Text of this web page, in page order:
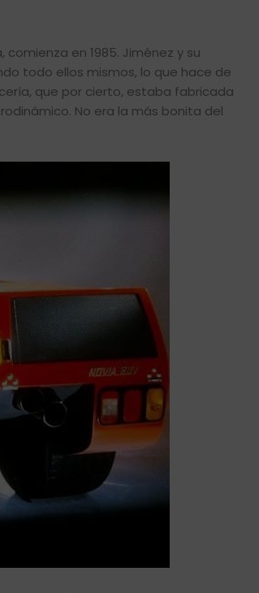
en 1985. Jiménez y su
todo ellos mismos, lo que hace de
que por cierto, estaba fabricada
No era la más bonita del